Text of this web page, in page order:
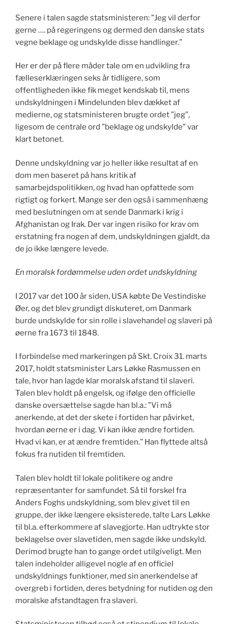
Senere i talen sagde statsministeren: ”Jeg vil derfor
gerne …. på regeringens og dermed den danske stats
vegne beklage og undskylde disse handlinger.”
Her er der på flere måder tale om en udvikling fra
fælleserklæringen seks år tidligere, som
offentligheden ikke fik meget kendskab til, mens
undskyldningen i Mindelunden blev dækket af
medierne, og statsministeren brugte ordet ”jeg”,
ligesom de centrale ord ”beklage og undskylde” var
klart betonet.
Denne undskyldning var jo heller ikke resultat af en
dom men baseret på hans kritik af
samarbejdspolitikken, og hvad han opfattede som
rigtigt og forkert. Mange ser den også i sammenhæng
med beslutningen om at sende Danmark i krig i
Afghanistan og Irak. Der var ingen risiko for krav om
erstatning fra nogen af dem, undskyldningen gjaldt, da
de jo ikke længere levede.
En moralsk fordømmelse uden ordet undskyldning
I 2017 var det 100 år siden, USA købte De Vestindiske
Øer, og det blev grundigt diskuteret, om Danmark
burde undskylde for sin rolle i slavehandel og slaveri på
øerne fra 1673 til 1848.
I forbindelse med markeringen på Skt. Croix 31. marts
2017, holdt statsminister Lars Løkke Rasmussen en
tale, hvor han lagde klar moralsk afstand til slaveri.
Talen blev holdt på engelsk, og ifølge den officielle
danske oversættelse sagde han bl.a.: ”Vi må
anerkende, at det der skete i fortiden har påvirket,
hvordan øerne er i dag. Vi kan ikke ændre fortiden.
Hvad vi kan, er at ændre fremtiden.” Han flyttede altså
fokus fra nutiden til fremtiden.
Talen blev holdt til lokale politikere og andre
repræsentanter for samfundet. Så til forskel fra
Anders Foghs undskyldning, som blev givet til en
gruppe, der ikke længere eksisterede, talte Lars Løkke
til bl.a. efterkommere af slavegjorte. Han udtrykte stor
beklagelse over slavetiden, men sagde ikke undskyld.
Derimod brugte han to gange ordet utilgiveligt. Men
talen indeholder alligevel nogle af en officiel
undskyldnings funktioner, med sin anerkendelse af
overgreb i fortiden, deres betydning for nutiden og den
moralske afstandtagen fra slaveri.